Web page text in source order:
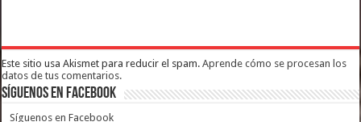
Este sitio usa Akismet para reducir el spam.Aprende cómo se procesan los
datos de tus comentarios.
Síguenos en Facebook
Síguenos en Facebook